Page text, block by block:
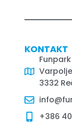
KONTAKT
3332
+386